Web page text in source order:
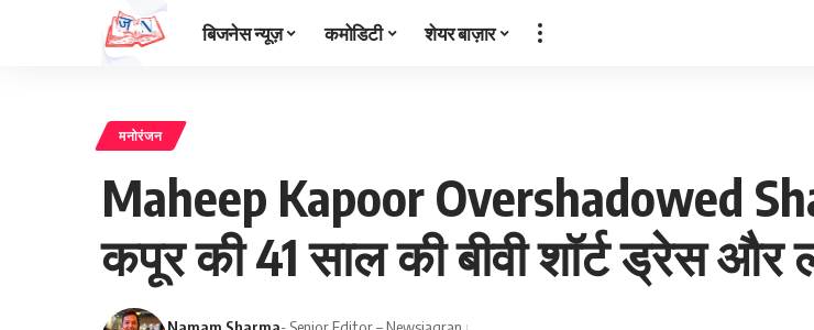
बिजनेस न्यूज़ कमोडिटी शेयर बाज़ार
मनोरंजन
Maheep Kapoor Overshadowed
कपूर की 41 साल की बीवी शॉर्ट ड्रेस और